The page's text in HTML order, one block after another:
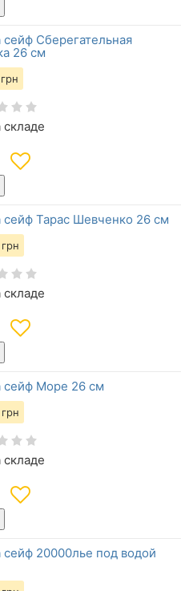
сейф Сберегательная
26 см
грн
сейф Тарас Шевченко 26 см
грн
сейф Море 26 см
грн
сейф 20000лье под водой